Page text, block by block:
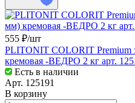
555 ₽/шт
PLITONIT COLORIT Premium
кремовая -ВЕДРО 2 кг арт.
Есть в наличии
Арт. 125191
В корзину